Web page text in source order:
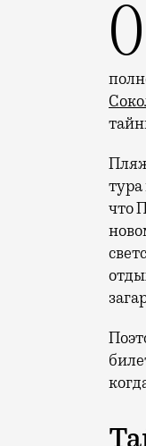
Отпуск в этом году у меня кочует: сначала переехал на август, потом в область
что